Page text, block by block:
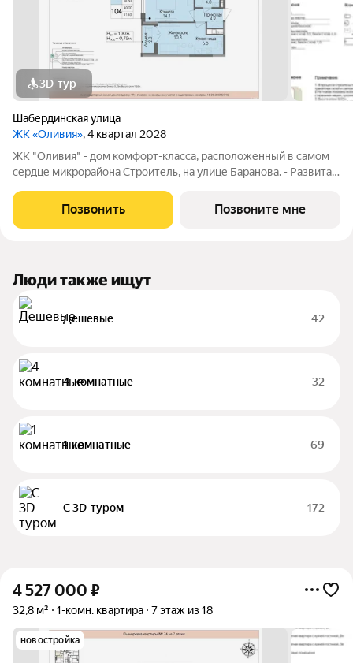
3D-тур
Шабердинская улица
ЖК «Оливия», 4 квартал 2028
ЖК "Оливия" - дом комфорт-класса, расположенный в самом
сердце микрорайона Строитель, на улице Баранова. - Развитая
Матрица, остановки общественного транспорта, поликлиники
для взрослых и
Позвонить Позвоните мне
Люди также ищут
Дешевые 42
4-комнатные 32
1-комнатные 69
С 3D-туром 172
4 527 000 ₽
32,8 м² 1-комн. квартира 7 этаж из 18
новостройка